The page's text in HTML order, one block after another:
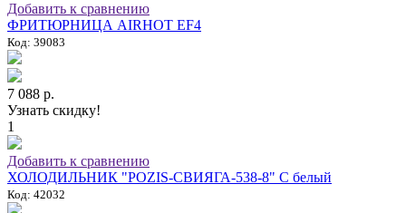
Добавить к сравнению
ФРИТЮРНИЦА AIRHOT EF4
Код: 39083
7 088 р.
Узнать скидку!
1
Добавить к сравнению
ХОЛОДИЛЬНИК "POZIS-СВИЯГА-538-8" C белый
Код: 42032